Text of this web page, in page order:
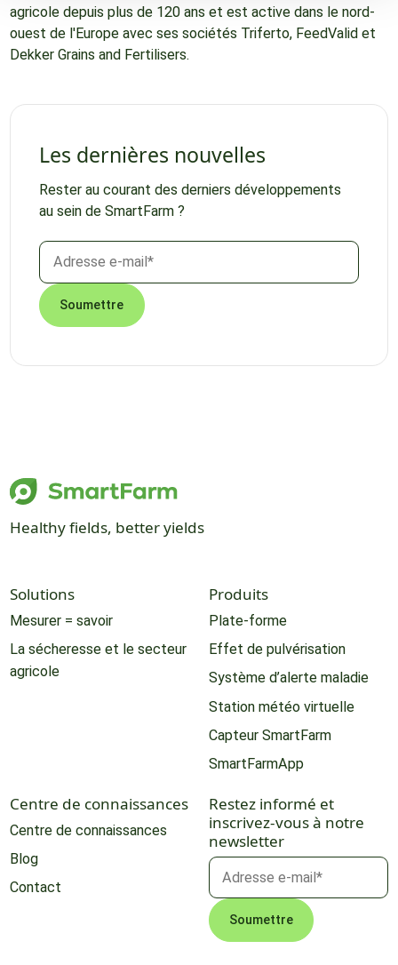
agricole depuis plus de 120 ans et est active dans le nord-
ouest de l'Europe avec ses sociétés Triferto, FeedValid et
Dekker Grains and Fertilisers.
Les dernières nouvelles
Rester au courant des derniers développements
au sein de SmartFarm ?
Healthy fields, better yields
Solutions
Mesurer = savoir
La sécheresse et le secteur
agricole
Produits
Plate-forme
Effet de pulvérisation
Système d’alerte maladie
Station météo virtuelle
Capteur SmartFarm
SmartFarmApp
Centre de connaissances
Centre de connaissances
Blog
Contact
Restez informé et
inscrivez-vous à notre
newsletter